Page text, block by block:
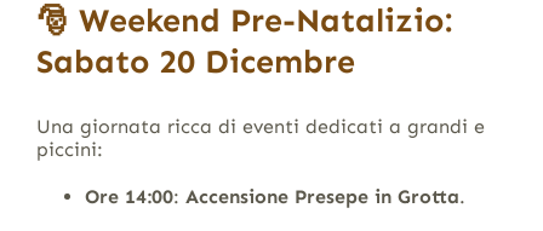
🎅 Weekend Pre-Natalizio:
Sabato 20 Dicembre
Una giornata ricca di eventi dedicati a grandi e
piccini:
Ore 14:00: Accensione Presepe in Grotta.